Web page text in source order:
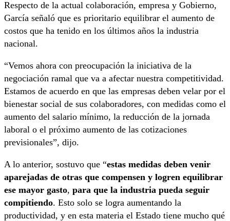
Respecto de la actual colaboración, empresa y Gobierno,
García señaló que es prioritario equilibrar el aumento de
costos que ha tenido en los últimos años la industria
nacional.
“Vemos ahora con preocupación la iniciativa de la
negociación ramal que va a afectar nuestra competitividad.
Estamos de acuerdo en que las empresas deben velar por el
bienestar social de sus colaboradores, con medidas como el
aumento del salario mínimo, la reducción de la jornada
laboral o el próximo aumento de las cotizaciones
previsionales”, dijo.
A lo anterior, sostuvo que “estas medidas deben venir
aparejadas de otras que compensen y logren equilibrar
ese mayor gasto, para que la industria pueda seguir
compitiendo. Esto solo se logra aumentando la
productividad, y en esta materia el Estado tiene mucho qué